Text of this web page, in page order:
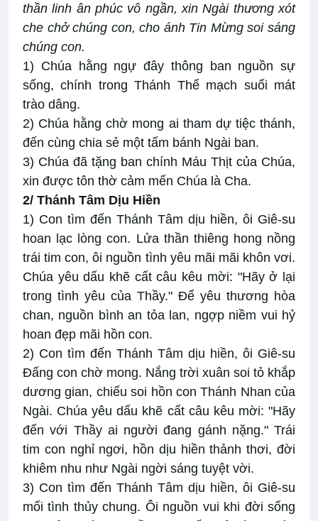
thần linh ân phúc vô ngần, xin Ngài thương xót
che chở chúng con, cho ánh Tin Mừng soi sáng
chúng con.
1) Chúa hằng ngự đây thông ban nguồn sự
sống, chính trong Thánh Thể mạch suối mát
trào dâng.
2) Chúa hằng chờ mong ai tham dự tiệc thánh,
đến cùng chia sẻ một tấm bánh Ngài ban.
3) Chúa đã tặng ban chính Máu Thịt của Chúa,
xin được tôn thờ cảm mến Chúa là Cha.
2/ Thánh Tâm Dịu Hiền
1) Con tìm đến Thánh Tâm dịu hiền, ôi Giê-su
hoan lạc lòng con. Lửa thần thiêng hong nồng
trái tim con, ôi nguồn tình yêu mãi mãi khôn vơi.
Chúa yêu dấu khẽ cất câu kêu mời: "Hãy ở lại
trong tình yêu của Thầy." Để yêu thương hòa
chan, nguồn bình an tỏa lan, ngợp niềm vui hỷ
hoan đẹp mãi hồn con.
2) Con tìm đến Thánh Tâm dịu hiền, ôi Giê-su
Đấng con chờ mong. Nắng trời xuân soi tỏ khắp
dương gian, chiếu soi hồn con Thánh Nhan của
Ngài. Chúa yêu dấu khẽ cất câu kêu mời: "Hãy
đến với Thầy ai người đang gánh nặng." Trái
tim con nghỉ ngơi, hồn dịu hiền thảnh thơi, đời
khiêm nhu như Ngài ngời sáng tuyệt vời.
3) Con tìm đến Thánh Tâm dịu hiền, ôi Giê-su
mối tình thủy chung. Ôi nguồn vui khi đời sống